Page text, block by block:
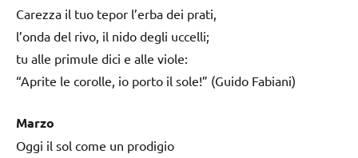
Carezza il tuo tepor l’erba dei prati,
l’onda del rivo, il nido degli uccelli;
tu alle primule dici e alle viole:
“Aprite le corolle, io porto il sole!” (Guido Fabiani)
Marzo
Oggi il sol come un prodigio